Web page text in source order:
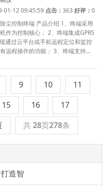
01-12 09:45:59 点击：363好评：0
尘控制终端 产品介绍 1、终端采用
作为控制核心； 2、终端集成GPRS
通过云平台或手机远程定位和监控
远程操作的功能； 3、终端支持...
9 10
11
15 16
17
共28页278条
造智